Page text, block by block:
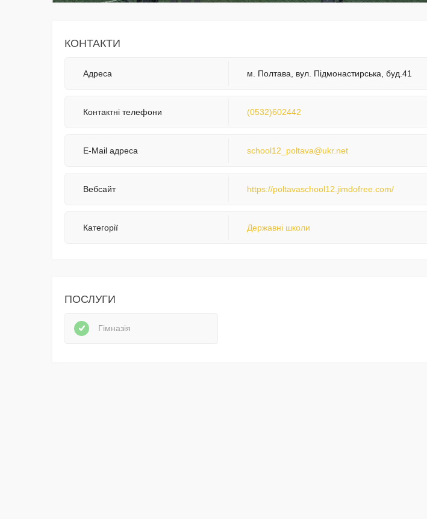
КОНТАКТИ
Адреса м. Полтава, вул. Підмонастирська, буд.41
Контактні телефони (0532)602442
E-Mail адреса school12_poltava@ukr.net
Вебсайт https://poltavaschool12.jimdofree.com/
Категорії Державні школи
ПОСЛУГИ
Гімназія